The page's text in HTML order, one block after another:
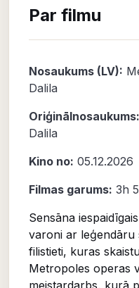
Par filmu
Nosaukums (LV):
Dalila
Oriģinālnosaukums:
Dalila
Kino no: 05.12.2026
Filmas garums: 3h
Sensāna
varoni ar leģendāru
filistieti, kuras
Metropoles operas
meistardarbs, kurā